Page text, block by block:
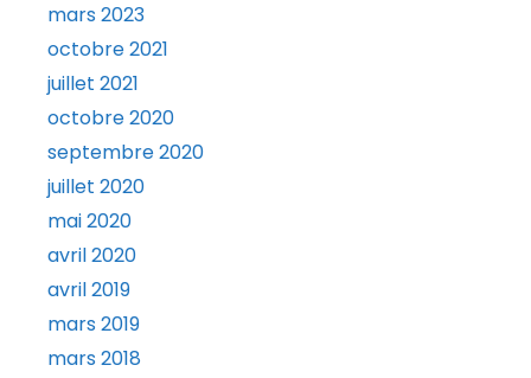
mars 2023
octobre 2021
juillet 2021
octobre 2020
septembre 2020
juillet 2020
mai 2020
avril 2020
avril 2019
mars 2019
mars 2018